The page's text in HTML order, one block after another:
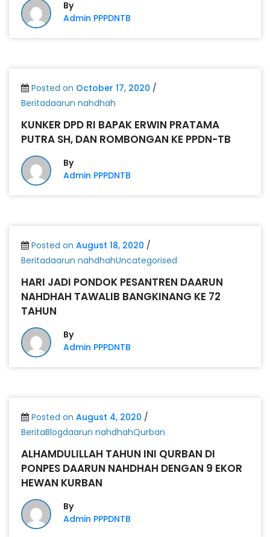
By
Admin PPPDNTB
Posted on October 17, 2020 /
Beritadaarun nahdhah
KUNKER DPD RI BAPAK ERWIN PRATAMA
PUTRA SH, DAN ROMBONGAN KE PPDN-TB
By
Admin PPPDNTB
Posted on August 18, 2020 /
Beritadaarun nahdhahUncategorised
HARI JADI PONDOK PESANTREN DAARUN
NAHDHAH TAWALIB BANGKINANG KE 72
TAHUN
By
Admin PPPDNTB
Posted on August 4, 2020 /
BeritaBlogdaarun nahdhahQurban
ALHAMDULILLAH TAHUN INI QURBAN DI
PONPES DAARUN NAHDHAH DENGAN 9 EKOR
HEWAN KURBAN
By
Admin PPPDNTB